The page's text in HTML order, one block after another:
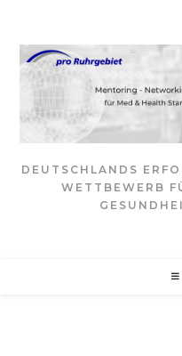
springen
DEUTSCHLANDS
WETTBEWERB